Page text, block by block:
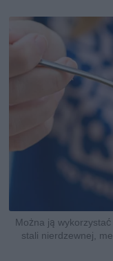
Można ją
stali nierdzewnej,